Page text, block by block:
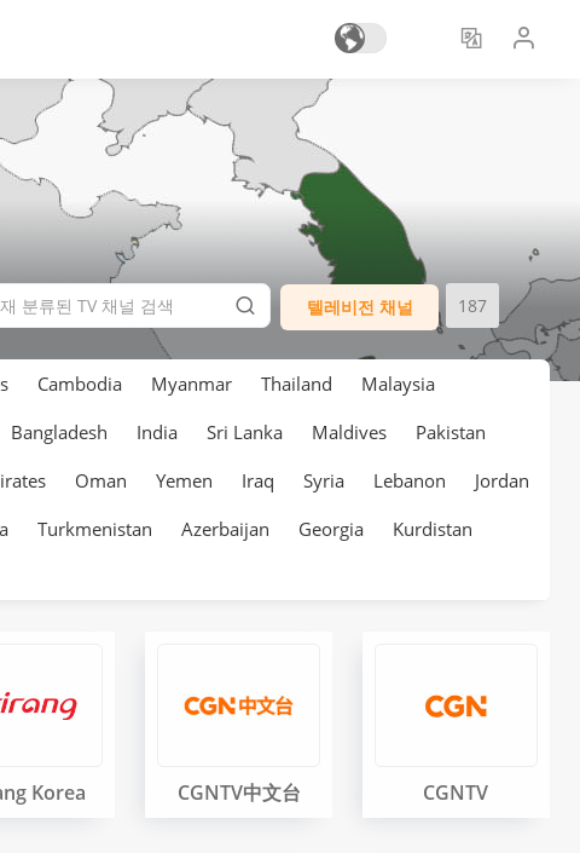
텔레비전 채널 187
Cambodia Myanmar Thailand
Malaysia
Bangladesh India Sri Lanka Maldives
Pakistan
Oman Yemen Iraq Syria Lebanon
Jordan
Turkmenistan Azerbaijan Georgia
Kurdistan
Korea CGNTV中文台 CGNTV